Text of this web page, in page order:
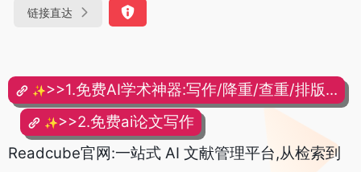
链接直达
✨>>1.免费AI学术神器:写作/降重/查重/排版...
✨>>2.免费ai论文写作
Readcube官网:一站式 AI 文献管理平台,从检索到